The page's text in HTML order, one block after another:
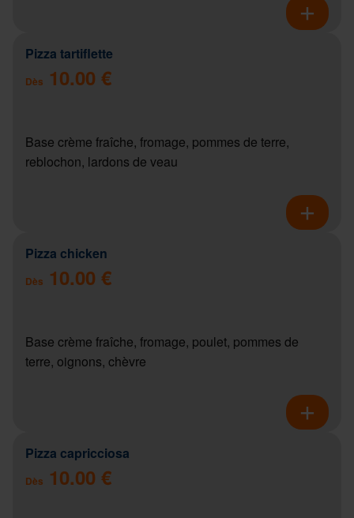
Pizza tartiflette
Dès 10.00 €
Base crème fraîche, fromage, pommes de terre,
reblochon, lardons de veau
Pizza chicken
Dès 10.00 €
Base crème fraîche, fromage, poulet, pommes de
terre, oignons, chèvre
Pizza capricciosa
Dès 10.00 €